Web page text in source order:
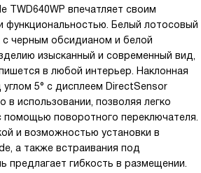
TWD640WP впечатляет своим
функциональностью. Белый лотосовый
с черным обсидианом и белой
изысканный и современный вид,
в любой интерьер. Наклонная
углом 5° с дисплеем DirectSensor
в использовании, позволяя легко
поворотного переключателя.
и возможностью установки в
а также встраивания под
предлагает гибкость в размещении.